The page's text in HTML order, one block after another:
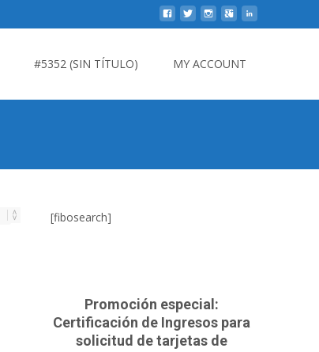
#5352 (SIN TÍTULO) MY ACCOUNT
[fibosearch]
Promoción especial:
Certificación de Ingresos para
solicitud de tarjetas de